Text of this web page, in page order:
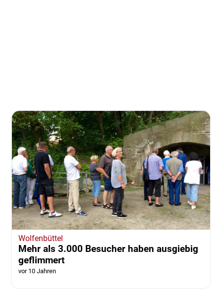
Wolfenbüttel
Mehr als 3.000 Besucher haben ausgiebig
geflimmert
vor 10 Jahren